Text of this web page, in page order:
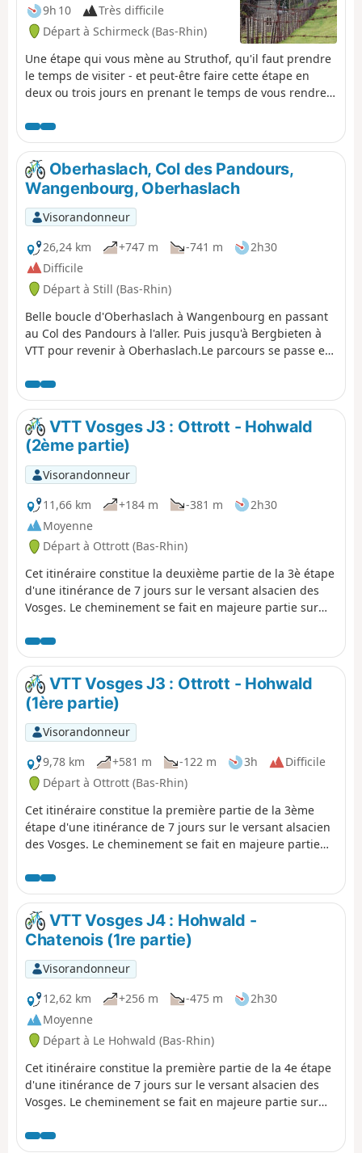
9h 10
Très difficile
Départ à Schirmeck (Bas-Rhin)
Une étape qui vous mène au Struthof, qu'il faut prendre
le temps de visiter - et peut-être faire cette étape en
deux ou trois jours en prenant le temps de vous rendre
Champ du Feu et la belle station de moyenne montagne
ainsi que le Hohwald. Récit de cette neuvième étape par
Romain Gascon à retrouver dans le magazine Passion
Vosges.Oberhaslach, Col des Pandours,
Wangenbourg, Oberhaslach
Visorandonneur
26,24 km
+747 m -741 m
2h30
Difficile
Départ à Still (Bas-Rhin)
Belle boucle d'Oberhaslach à Wangenbourg en passant
au Col des Pandours à l'aller. Puis jusqu'à Bergbieten à
VTT pour revenir à Oberhaslach.Le parcours se passe en
quelques passages techniques sur des singles assez
courts.
VTT Vosges J3 : Ottrott - Hohwald
(2ème partie)
Visorandonneur
11,66 km
+184 m -381 m
2h30
Moyenne
Départ à Ottrott (Bas-Rhin)
Cet itinéraire constitue la deuxième partie de la 3è étape
d'une itinérance de 7 jours sur le versant alsacien des
Vosges. Le cheminement se fait en majeure partie sur
est constitué de plaquettes sur lesquelles figurent un
logo VTT Orange ou Rouge accompagné de la mention
TMV (Traversée du Massif Vosgien).
VTT Vosges J3 : Ottrott - Hohwald
(1ère partie)
Visorandonneur
9,78 km
+581 m -122 m 3h
Difficile
Départ à Ottrott (Bas-Rhin)
Cet itinéraire constitue la première partie de la 3ème
étape d'une itinérance de 7 jours sur le versant alsacien
des Vosges. Le cheminement se fait en majeure partie
excellent,est constitué de plaquettes sur lesquelles
figurent un logo VTT Orange ou Rouge accompagné de
la mention TMV (Traversée du Massif Vosgien).
VTT Vosges J4 : Hohwald -
Chatenois (1re partie)
Visorandonneur
12,62 km
+256 m -475 m
2h30
Moyenne
Départ à Le Hohwald (Bas-Rhin)
Cet itinéraire constitue la première partie de la 4e étape
d'une itinérance de 7 jours sur le versant alsacien des
Vosges. Le cheminement se fait en majeure partie sur
est constitué de plaquettes sur lesquelles figurent un